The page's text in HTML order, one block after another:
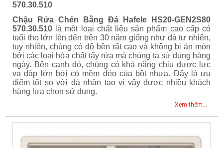
570.30.510
Chậu Rửa Chén Bằng Đá Hafele HS20-GEN2S80
570.30.510 là một loại chất liệu sản phẩm cao cấp có
tuổi thọ lớn lên đến trên 30 năm giống như đá tự nhiên,
tuy nhiên, chúng có độ bền rất cao và không bị ăn mòn
bởi các loại hóa chất tẩy rửa mà chúng ta sử dụng hàng
ngày. Bên cạnh đó, chúng có khả năng chịu được lực
va đập lớn bởi có mềm dẻo của bột nhựa. Đây là ưu
điểm tốt so với đá nhân tạo vì vậy được nhiều khách
hàng lựa chọn sử dụng.
Xem thêm...